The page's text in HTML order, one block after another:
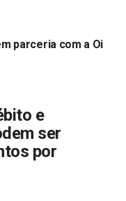
parceria com a Oi
e
ser
por